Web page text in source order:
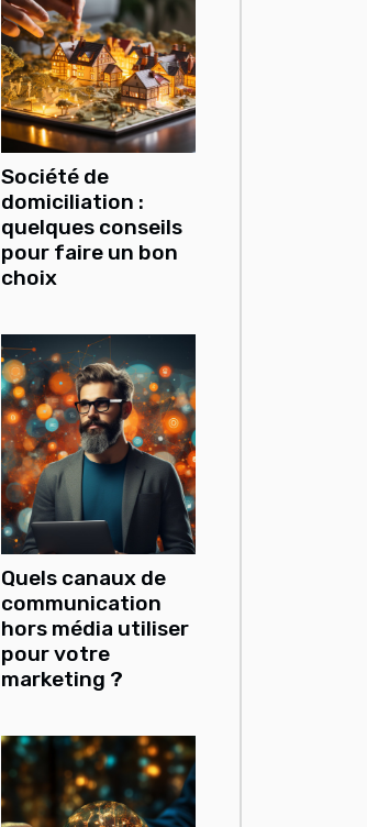
Société de
domiciliation :
quelques conseils
pour faire un bon
choix
Quels canaux de
communication
hors média utiliser
pour votre
marketing ?